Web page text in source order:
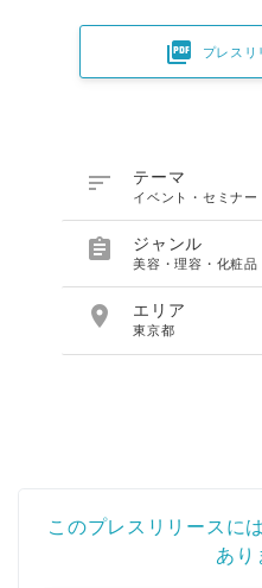
 プレス
 テーマ
イベント・セミナー
 ジャンル
美容・理容・化粧品
 エリア
東京都
このプレスリリースに
あり